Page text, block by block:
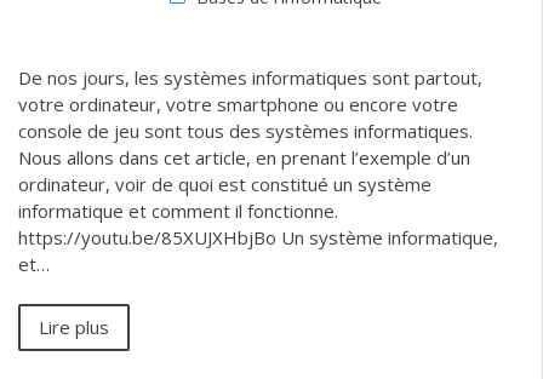
De nos jours, les systèmes informatiques sont partout,
votre ordinateur, votre smartphone ou encore votre
console de jeu sont tous des systèmes informatiques.
Nous allons dans cet article, en prenant l’exemple d’un
ordinateur, voir de quoi est constitué un système
informatique et comment il fonctionne.
https://youtu.be/85XUJXHbjBo Un système informatique,
et…
Lire plus